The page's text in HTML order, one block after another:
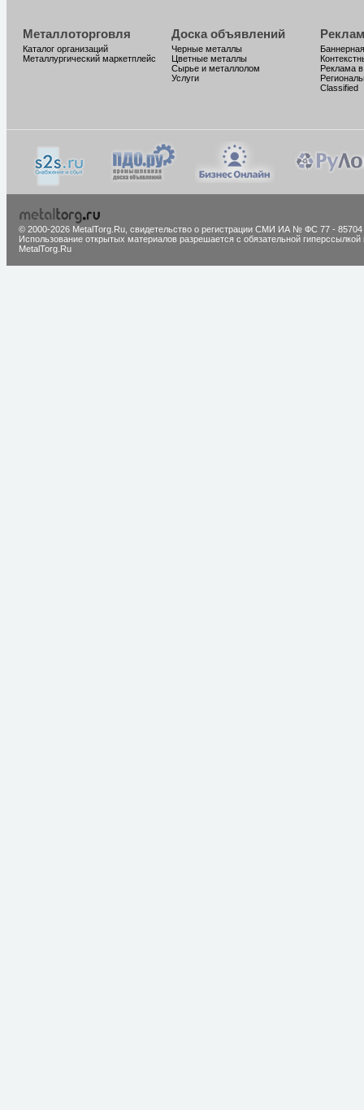
Металлоторговля
Каталог организаций
Металлургический маркетплейс
Доска объявлений
Черные металлы
Цветные металлы
Сырье и металлолом
Услуги
Реклама
Classified
© 2000-2026 MetalTorg.Ru, cвидетельство о регистрации СМИ ИА № ФС 77 - 85704
Использование открытых материалов разрешается с обязательной гиперссылкой
MetalTorg.Ru